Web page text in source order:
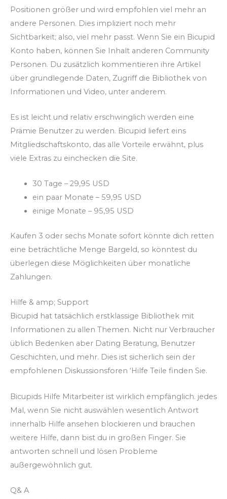
Positionen größer und wird empfohlen viel mehr an
andere Personen. Dies impliziert noch mehr
Sichtbarkeit; also, viel mehr passt. Wenn Sie ein Bicupid
Konto haben, können Sie Inhalt anderen Community
Personen. Du zusätzlich kommentieren ihre Artikel
über grundlegende Daten, Zugriff die Bibliothek von
Informationen und Video, unter anderem.
Es ist leicht und relativ erschwinglich werden eine
Prämie Benutzer zu werden. Bicupid liefert eins
Mitgliedschaftskonto, das alle Vorteile erwähnt, plus
viele Extras zu einchecken die Site.
30 Tage – 29,95 USD
ein paar Monate – 59,95 USD
einige Monate – 95,95 USD
Kaufen 3 oder sechs Monate sofort könnte dich retten
eine beträchtliche Menge Bargeld, so könntest du
überlegen diese Möglichkeiten über monatliche
Zahlungen.
Hilfe & amp; Support
Bicupid hat tatsächlich erstklassige Bibliothek mit
Informationen zu allen Themen. Nicht nur Verbraucher
üblich Bedenken aber Dating Beratung, Benutzer
Geschichten, und mehr. Dies ist sicherlich sein der
empfohlenen Diskussionsforen ‘Hilfe Teile finden Sie.
Bicupids Hilfe Mitarbeiter ist wirklich empfänglich. jedes
Mal, wenn Sie nicht auswählen wesentlich Antwort
innerhalb Hilfe ansehen blockieren und brauchen
weitere Hilfe, dann bist du in großen Finger. Sie
antworten schnell und lösen Probleme
außergewöhnlich gut.
Q& A